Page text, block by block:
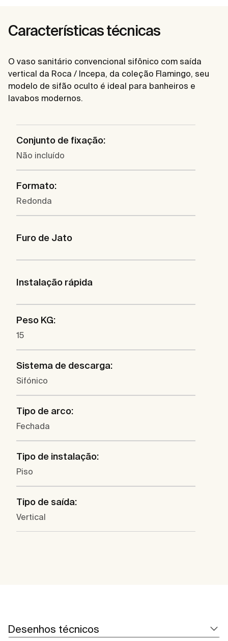
Características técnicas
O vaso sanitário convencional sifônico com saída
vertical da Roca / Incepa, da coleção Flamingo, seu
modelo de sifão oculto é ideal para banheiros e
lavabos modernos.
Conjunto de fixação:
Não incluído
Formato:
Redonda
Furo de Jato
Instalação rápida
Peso KG:
15
Sistema de descarga:
Sifónico
Tipo de arco:
Fechada
Tipo de instalação:
Piso
Tipo de saída:
Vertical
Desenhos técnicos